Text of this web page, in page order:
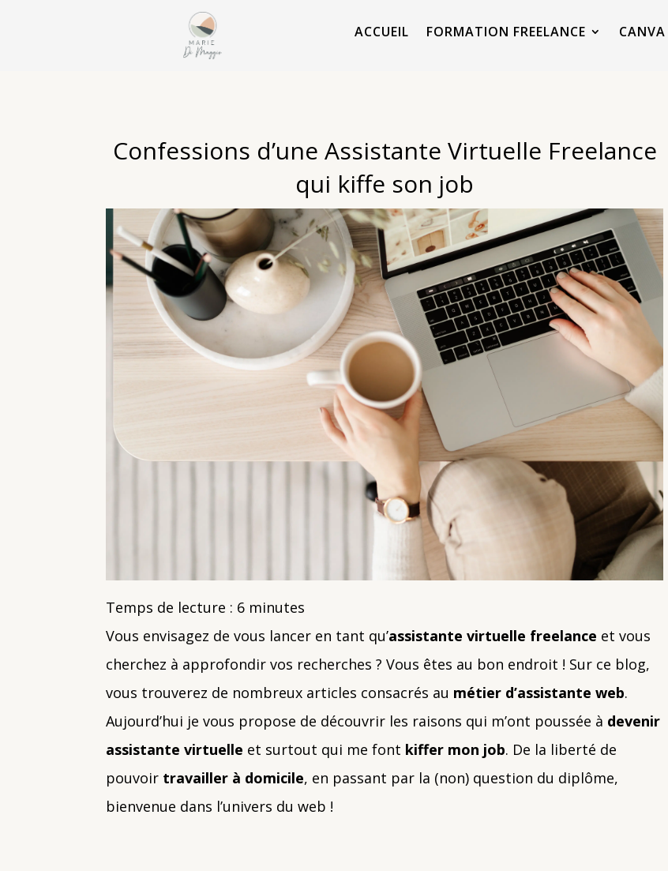
ACCUEIL FORMATION FREELANCE CANVA
Confessions d’une Assistante Virtuelle Freelance
qui kiffe son job
Temps de lecture : 6 minutes
Vous envisagez de vous lancer en tant qu’assistante virtuelle freelance et vous
cherchez à approfondir vos recherches ? Vous êtes au bon endroit ! Sur ce blog,
vous trouverez de nombreux articles consacrés au métier d’assistante web.
Aujourd’hui je vous propose de découvrir les raisons qui m’ont poussée à devenir
assistante virtuelle et surtout qui me font kiffer mon job. De la liberté de
pouvoir travailler à domicile, en passant par la (non) question du diplôme,
bienvenue dans l’univers du web !